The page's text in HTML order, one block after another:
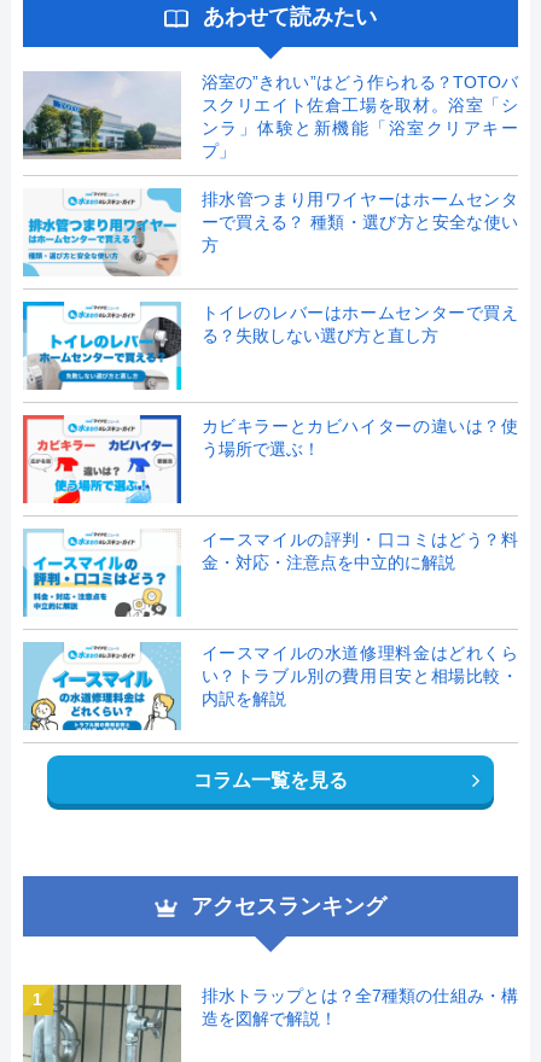
あわせて読みたい
浴室の”きれい”はどう作られる？TOTOバ
スクリエイト佐倉工場を取材。浴室「シ
ンラ」体験と新機能「浴室クリアキー
プ」
排水管つまり用ワイヤーはホームセンタ
ーで買える？ 種類・選び方と安全な使い
方
トイレのレバーはホームセンターで買え
る？失敗しない選び方と直し方
カビキラーとカビハイターの違いは？使
う場所で選ぶ！
イースマイルの評判・口コミはどう？料
金・対応・注意点を中立的に解説
イースマイルの水道修理料金はどれくら
い？トラブル別の費用目安と相場比較・
内訳を解説
コラム一覧を見る
アクセスランキング
1
排水トラップとは？全7種類の仕組み・構
造を図解で解説！